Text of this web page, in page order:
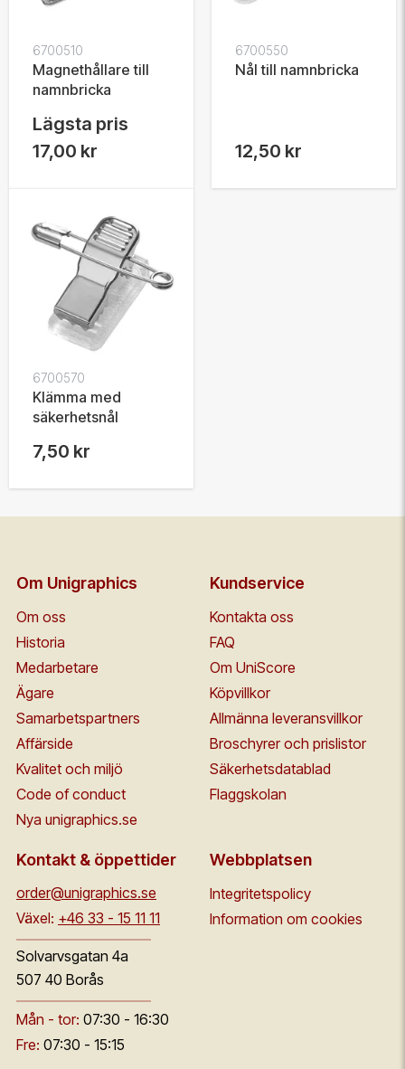
6700510
Magnethållare till
namnbricka
Lägsta pris
17,00 kr
6700550
Nål till namnbricka
12,50 kr
6700570
Klämma med
säkerhetsnål
7,50 kr
Om Unigraphics
Om oss
Historia
Medarbetare
Ägare
Samarbetspartners
Affärside
Kvalitet och miljö
Code of conduct
Nya unigraphics.se
Kundservice
Kontakta oss
FAQ
Om UniScore
Köpvillkor
Allmänna leveransvillkor
Broschyrer och prislistor
Säkerhetsdatablad
Flaggskolan
Kontakt & öppettider
order@unigraphics.se
Växel: +46 33 - 15 11 11
Solvarvsgatan 4a
507 40 Borås
Mån - tor: 07:30 - 16:30
Fre: 07:30 - 15:15
Webbplatsen
Integritetspolicy
Information om cookies